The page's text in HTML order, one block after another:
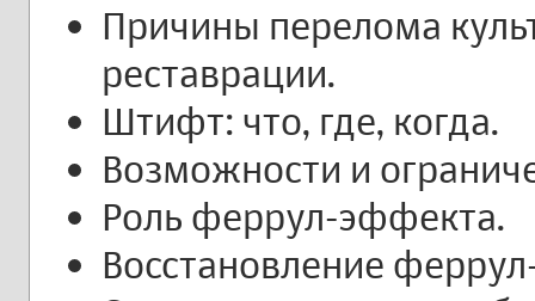
Причины перелома
реставрации.
Штифт: что, где, когда.
Возможности и
Роль феррул-эффекта.
Восстановление